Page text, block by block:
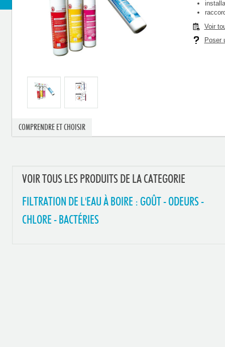
Voir
Poser
COMPRENDRE ET CHOISIR
VOIR TOUS LES PRODUITS DE LA CATEGORIE
FILTRATION DE L'EAU À BOIRE : GOÛT - ODEURS -
CHLORE - BACTÉRIES